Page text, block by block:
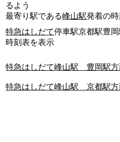
るよう
最寄り駅である峰山駅発着の時
特急はしだて停車駅京都駅豊
時刻表を表示
特急はしだて峰山駅 豊岡駅方
特急はしだて峰山駅 京都駅方